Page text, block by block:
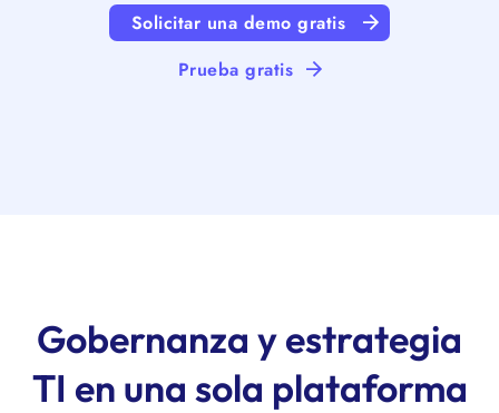
Solicitar una demo gratis
Prueba gratis
Gobernanza y estrategia
TI en una sola plataforma